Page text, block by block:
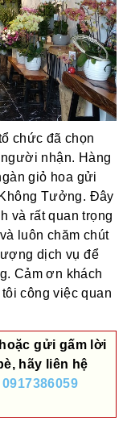
chức đã chọn
nhận. Hàng
giỏ hoa gửi
Tưởng. Đây
và rất quan trọng
luôn chăm chút
dịch vụ để
Cảm ơn khách
công việc quan
gửi gấm lời
hãy liên hệ
0917386059